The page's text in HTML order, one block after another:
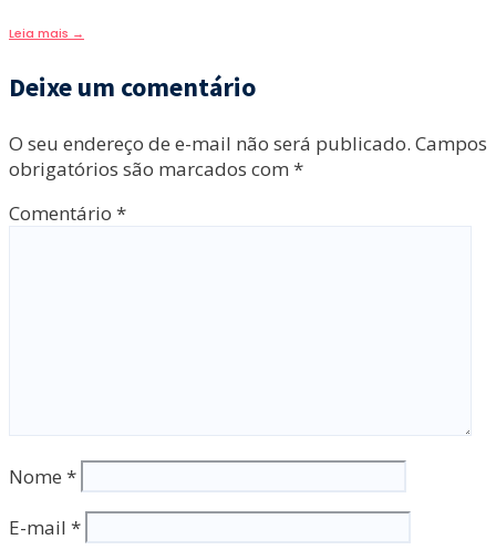
Leia mais →
Deixe um comentário
O seu endereço de e-mail não será publicado. Campos
obrigatórios são marcados com *
Comentário *
Nome *
E-mail *